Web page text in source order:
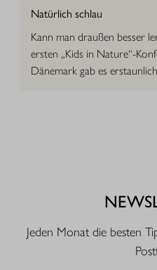
Natürlich schlau
Kann man draußen besser
ersten „Kids in Nature“-
Dänemark gab es
Jeden Monat die besten